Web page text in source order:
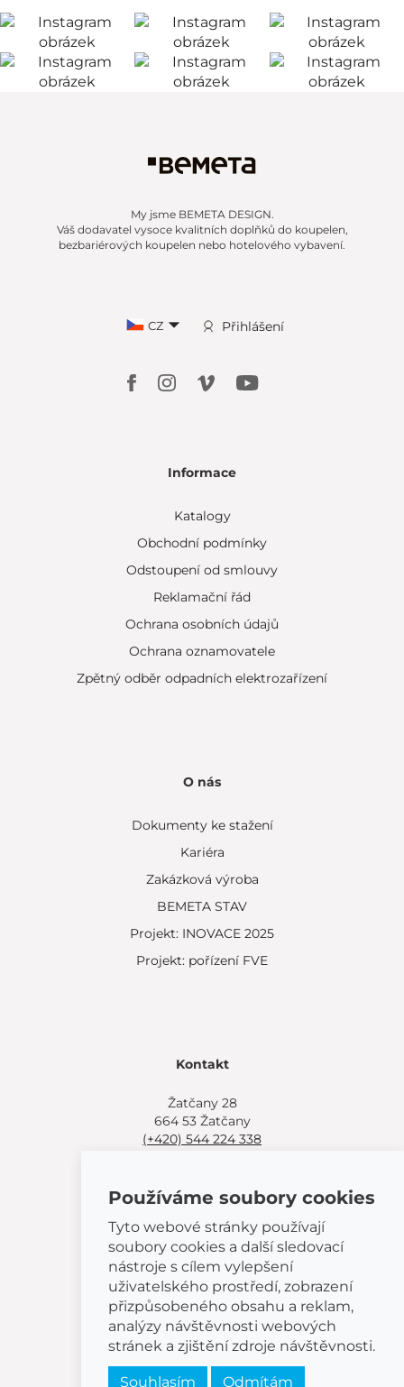
My jsme BEMETA DESIGN.
Váš dodavatel vysoce kvalitních doplňků do koupelen,
bezbariérových koupelen nebo hotelového vybavení.
CZ Přihlášení
Informace
Katalogy
Obchodní podmínky
Odstoupení od smlouvy
Reklamační řád
Ochrana osobních údajů
Ochrana oznamovatele
Zpětný odběr odpadních elektrozařízení
O nás
Dokumenty ke stažení
Kariéra
Zakázková výroba
BEMETA STAV
Projekt: INOVACE 2025
Projekt: pořízení FVE
Kontakt
Žatčany 28
664 53 Žatčany
(+420) 544 224 338
Další možnosti nákupu:
Najděte si prodejce poblíž.
Nebo volejte(+420) 544 224 338.
© 2026 BEMETA
Používáme soubory cookies
Tyto webové stránky používají
soubory cookies a další sledovací
nástroje s cílem vylepšení
uživatelského prostředí, zobrazení
přizpůsobeného obsahu a reklam,
analýzy návštěvnosti webových
stránek a zjištění zdroje návštěvnosti.
Souhlasím Odmítám